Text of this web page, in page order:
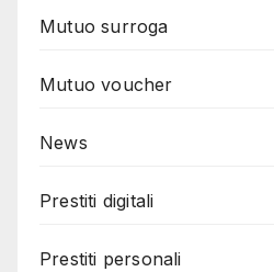
Mutuo surroga
Mutuo voucher
News
Prestiti digitali
Prestiti personali